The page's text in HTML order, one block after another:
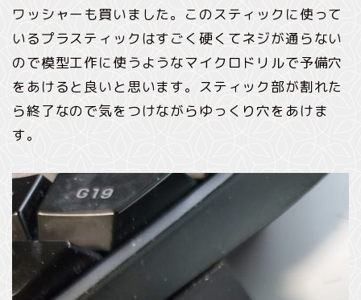
ワッシャーも買いました。このスティックに使って
いるプラスティックはすごく硬くてネジが通らない
ので模型工作に使うようなマイクロドリルで予備穴
をあけると良いと思います。スティック部が割れた
ら終了なので気をつけながらゆっくり穴をあけま
す。